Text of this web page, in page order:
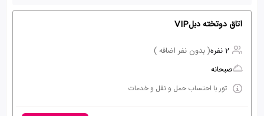
اتاق دوتخته دبلVIP
2 نفره
( بدون نفر اضافه )
صبحانه
تور با احتساب حمل و نقل و خدمات